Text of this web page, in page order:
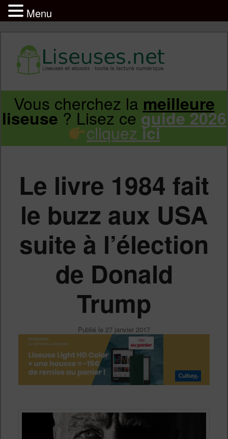
Infos sur les liseuses Kindle, Kobo,
Vivlio, Pocketbook
Aller
principal
Aller
secondaire
Vous cherchez la meilleure
liseuse? Lisez ceguide 2026
cliquez ici
Le livre 1984 fait
le buzz aux USA
suite à l’élection
de Donald
Trump
Publié le 27 janvier 2017
Menu